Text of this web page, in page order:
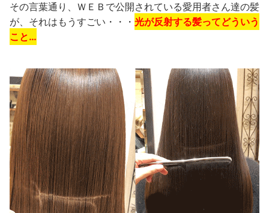
その言葉通り、ＷＥＢで公開されている愛用者さん達の髪
が、それはもうすごい・・・ 光が反射する髪ってどういう
こと…